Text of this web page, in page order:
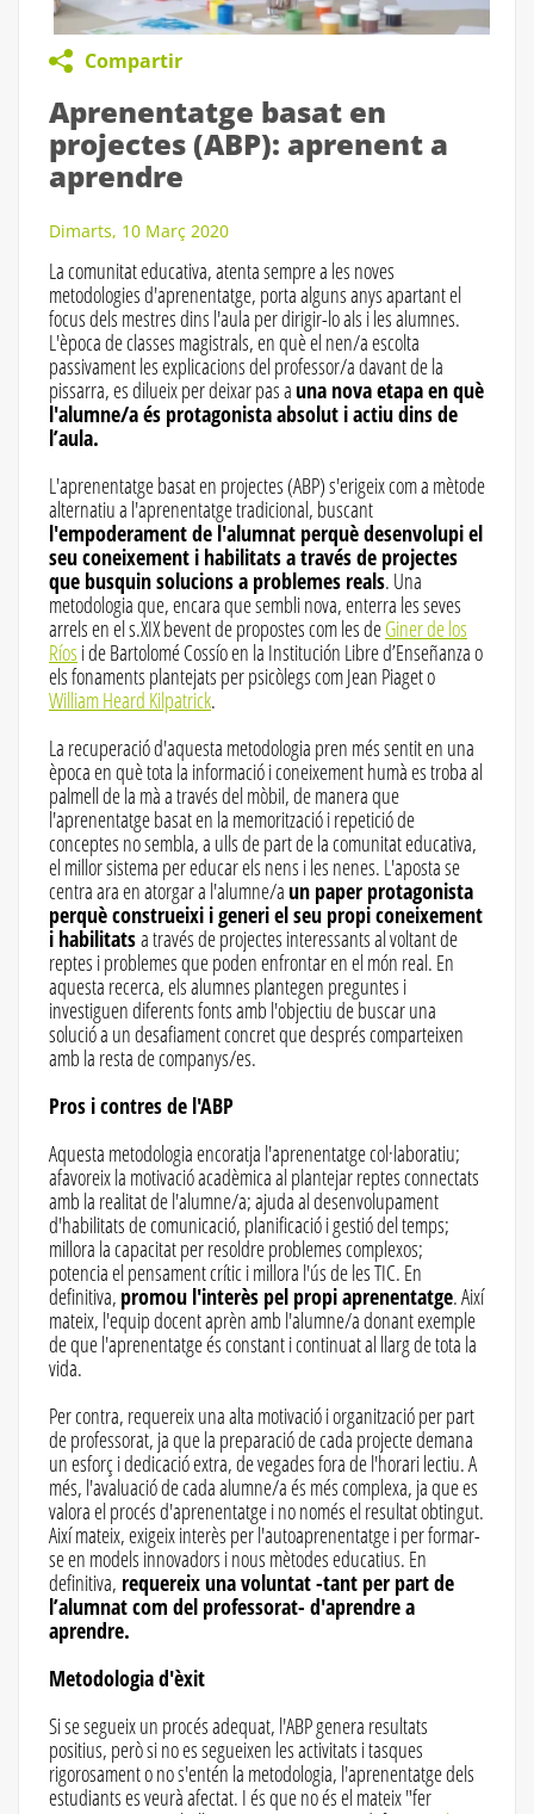
Compartir
Aprenentatge basat en
projectes (ABP): aprenent a
aprendre
Dimarts, 10 Març 2020
La comunitat educativa, atenta sempre a les noves
metodologies d'aprenentatge, porta alguns anys apartant el
focus dels mestres dins l'aula per dirigir-lo als i les alumnes.
L'època de classes magistrals, en què el nen/a escolta
passivament les explicacions del professor/a davant de la
pissarra, es dilueix per deixar pas auna nova etapa en què
l'alumne/a és protagonista absolut i actiu dins de
l’aula.
L'aprenentatge basat en projectes (ABP) s'erigeix ​​com a mètode
alternatiu a l'aprenentatge tradicional, buscant
l'empoderament de l'alumnat perquè desenvolupi el
seu coneixement i habilitats a través de projectes
que busquin solucions a problemes reals. Una
metodologia que, encara que sembli nova, enterra les seves
arrels en el s.XIX bevent de propostes com les deGiner de los
Ríos i de Bartolomé Cossío en la Institución Libre d’Enseñanza o
els fonaments plantejats per psicòlegs com Jean Piaget o
William Heard Kilpatrick.
La recuperació d'aquesta metodologia pren més sentit en una
època en què tota la informació i coneixement humà es troba al
palmell de la mà a través del mòbil, de manera que
l'aprenentatge basat en la memorització i repetició de
conceptes no sembla, a ulls de part de la comunitat educativa,
el millor sistema per educar els nens i les nenes. L'aposta se
centra ara en atorgar a l'alumne/aun paper protagonista
perquè construeixi i generi el seu propi coneixement
i habilitatsa través de projectes interessants al voltant de
reptes i problemes que poden enfrontar en el món real. En
aquesta recerca, els alumnes plantegen preguntes i
investiguen diferents fonts amb l'objectiu de buscar una
solució a un desafiament concret que després comparteixen
amb la resta de companys/es.
Pros i contres de l'ABP
Aquesta metodologia encoratja l'aprenentatge col·laboratiu;
afavoreix la motivació acadèmica al plantejar reptes connectats
amb la realitat de l'alumne/a; ajuda al desenvolupament
d'habilitats de comunicació, planificació i gestió del temps;
millora la capacitat per resoldre problemes complexos;
potencia el pensament crític i millora l'ús de les TIC. En
definitiva, promou l'interès pel propi aprenentatge. Així
mateix, l'equip docent aprèn amb l'alumne/a donant exemple
de que l'aprenentatge és constant i continuat al llarg de tota la
vida.
Per contra, requereix una alta motivació i organització per part
de professorat, ja que la preparació de cada projecte demana
un esforç i dedicació extra, de vegades fora de l'horari lectiu. A
més, l'avaluació de cada alumne/a és més complexa, ja que es
valora el procés d'aprenentatge i no només el resultat obtingut.
Així mateix, exigeix ​​interès per l'autoaprenentatge i per formar-
se en models innovadors i nous mètodes educatius. En
definitiva, requereix una voluntat -tant per part de
l’alumnat com del professorat- d'aprendre a
aprendre.
Metodologia d'èxit
Si se segueix un procés adequat, l'ABP genera resultats
positius, però si no es segueixen les activitats i tasques
rigorosament o no s'entén la metodologia, l'aprenentatge dels
estudiants es veurà afectat. I és que no és el mateix "fer